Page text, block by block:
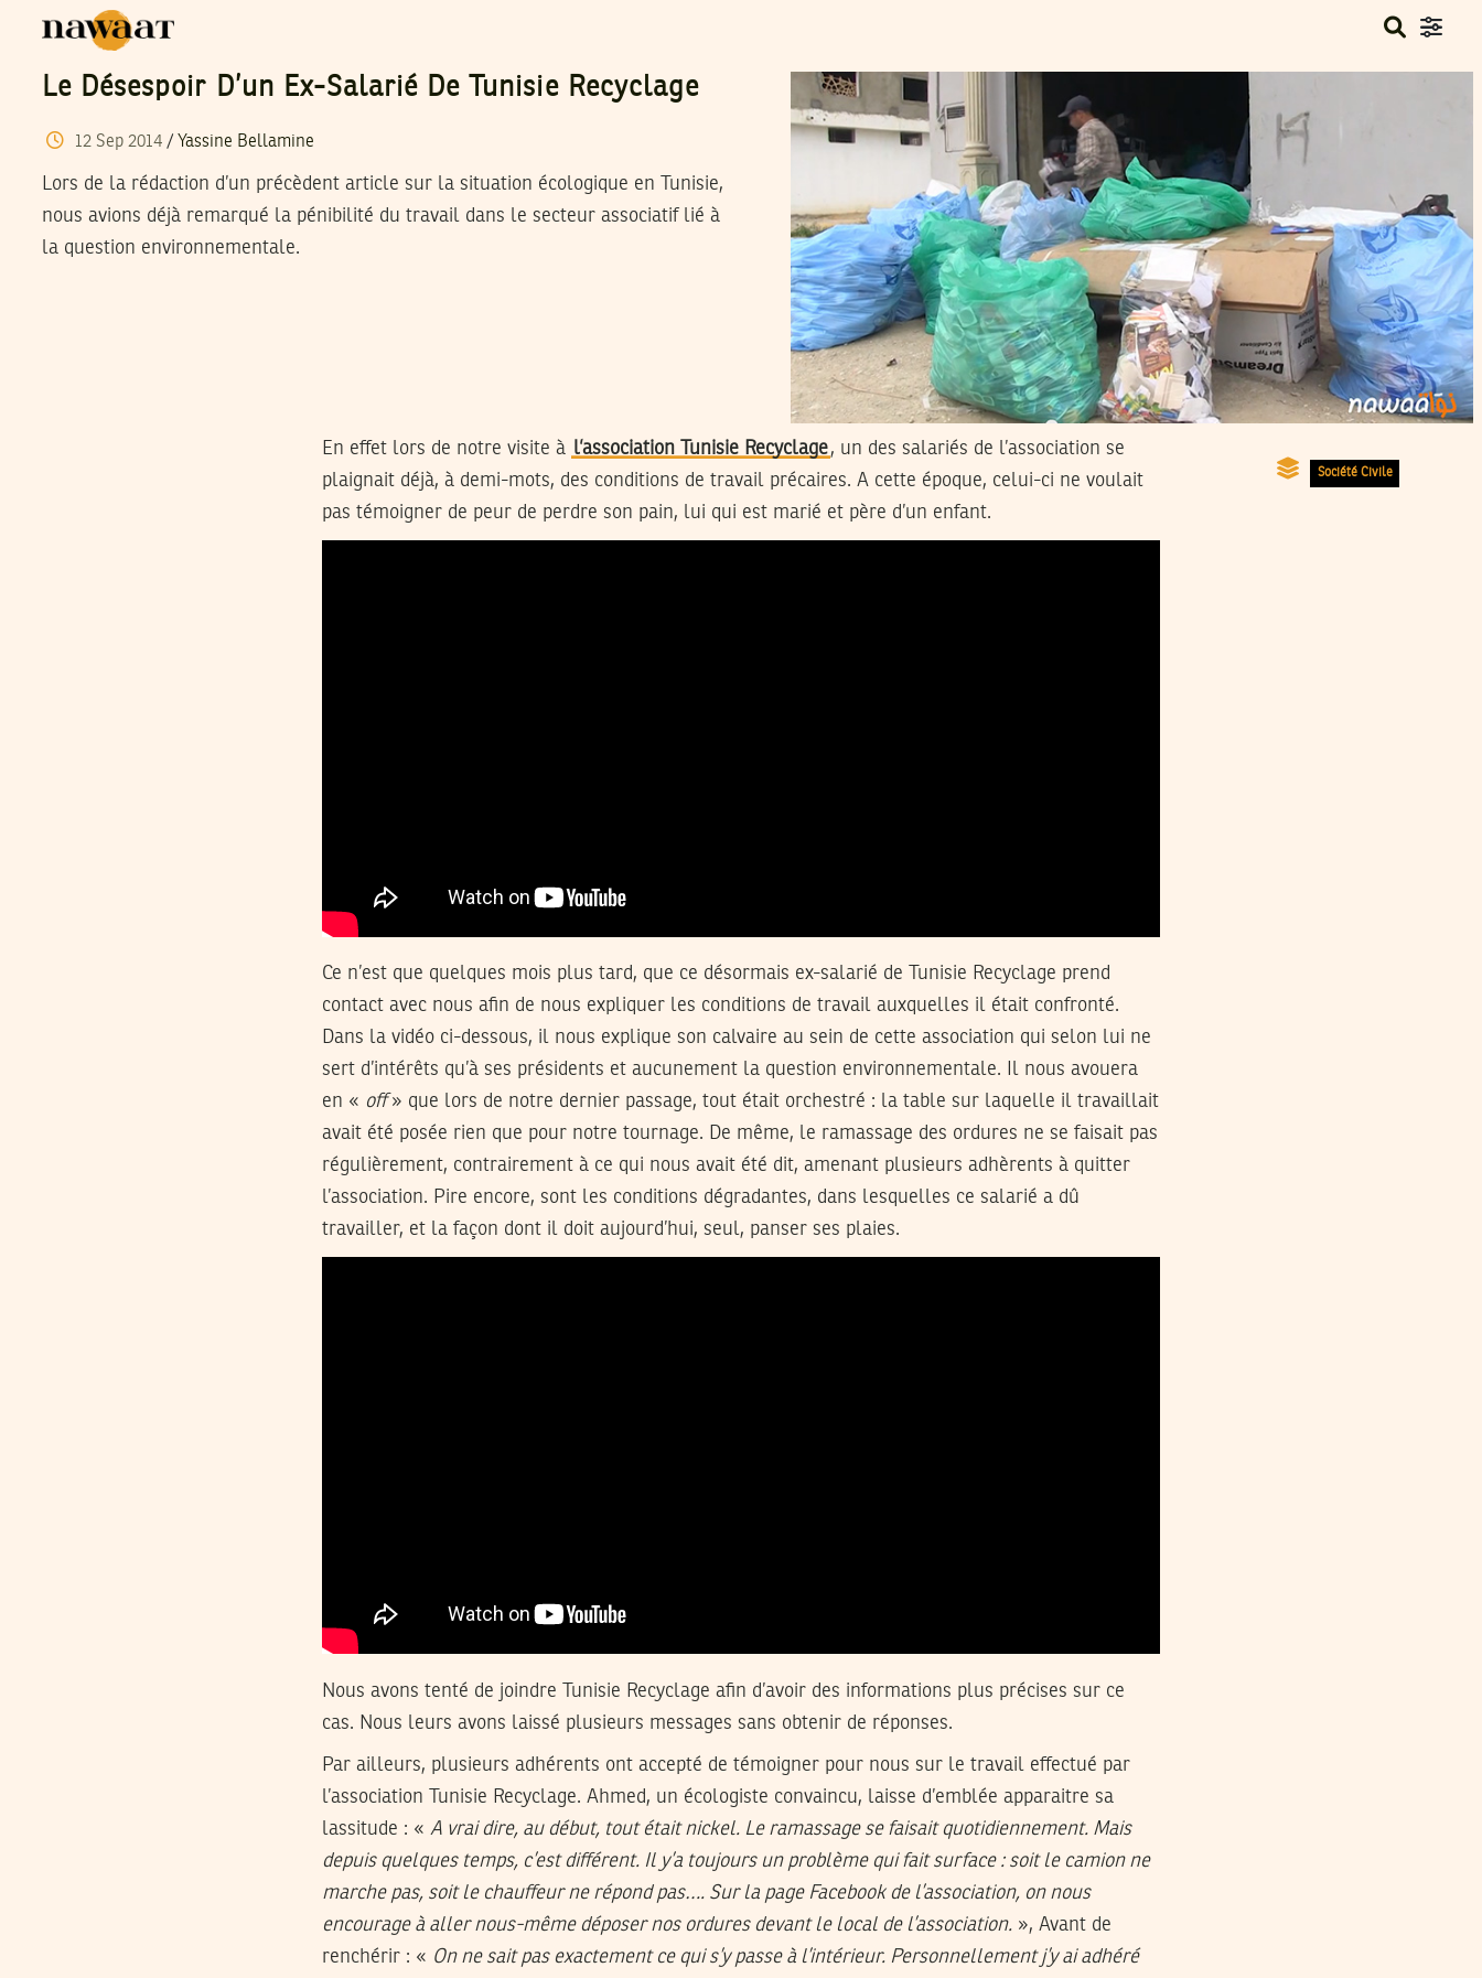
Le Désespoir D’un Ex-Salarié De Tunisie Recyclage
12 Sep 2014/ Yassine Bellamine
Lors de la rédaction d’un précèdent article sur la situation écologique en Tunisie,
nous avions déjà remarqué la pénibilité du travail dans le secteur associatif lié à
la question environnementale.
Société Civile
En effet lors de notre visite à l’association Tunisie Recyclage, un des salariés de l’association se
plaignait déjà, à demi-mots, des conditions de travail précaires. A cette époque, celui-ci ne voulait
pas témoigner de peur de perdre son pain, lui qui est marié et père d’un enfant.
Ce n’est que quelques mois plus tard, que ce désormais ex-salarié de Tunisie Recyclage prend
contact avec nous afin de nous expliquer les conditions de travail auxquelles il était confronté.
Dans la vidéo ci-dessous, il nous explique son calvaire au sein de cette association qui selon lui ne
sert d’intérêts qu’à ses présidents et aucunement la question environnementale. Il nous avouera
en « off» que lors de notre dernier passage, tout était orchestré : la table sur laquelle il travaillait
avait été posée rien que pour notre tournage. De même, le ramassage des ordures ne se faisait pas
régulièrement, contrairement à ce qui nous avait été dit, amenant plusieurs adhèrents à quitter
l’association. Pire encore, sont les conditions dégradantes, dans lesquelles ce salarié a dû
travailler, et la façon dont il doit aujourd’hui, seul, panser ses plaies.
Nous avons tenté de joindre Tunisie Recyclage afin d’avoir des informations plus précises sur ce
cas. Nous leurs avons laissé plusieurs messages sans obtenir de réponses.
Par ailleurs, plusieurs adhérents ont accepté de témoigner pour nous sur le travail effectué par
l’association Tunisie Recyclage. Ahmed, un écologiste convaincu, laisse d’emblée apparaitre sa
lassitude : « A vrai dire, au début, tout était nickel. Le ramassage se faisait quotidiennement. Mais
depuis quelques temps, c’est différent. Il y’a toujours un problème qui fait surface : soit le camion ne
marche pas, soit le chauffeur ne répond pas…. Sur la page Facebook de l’association, on nous
encourage à aller nous-même déposer nos ordures devant le local de l’association. », Avant de
renchérir : « On ne sait pas exactement ce qui s’y passe à l’intérieur. Personnellement j’y ai adhéré